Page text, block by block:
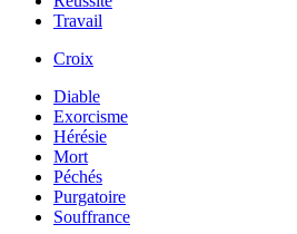
Travail
Croix
Diable
Exorcisme
Hérésie
Mort
Péchés
Purgatoire
Souffrance